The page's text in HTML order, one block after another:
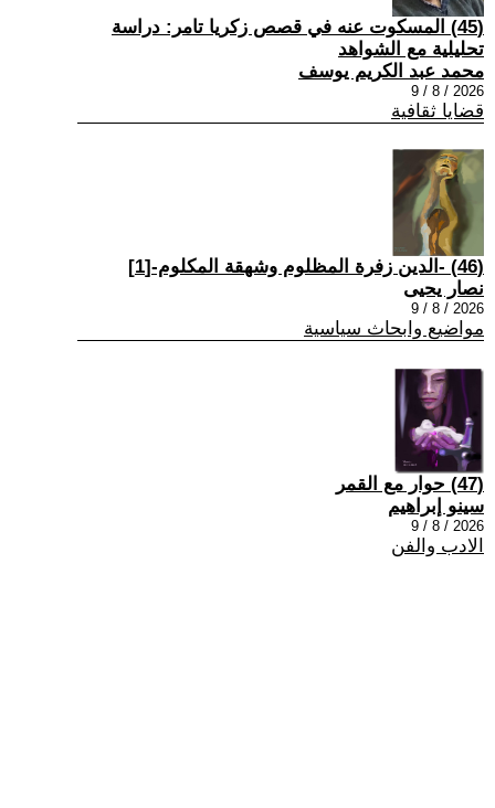
(45) المسكوت عنه في قصص زكريا تامر: دراسة
تحليلية مع الشواهد
محمد عبد الكريم يوسف
2026 / 8 / 9
قضايا ثقافية
(46) -الدين زفرة المظلوم وشهقة المكلوم-[1]
نصار يحيى
2026 / 8 / 9
مواضيع وابحاث سياسية
(47) حوار مع القمر
سينو إبراهيم
2026 / 8 / 9
الادب والفن